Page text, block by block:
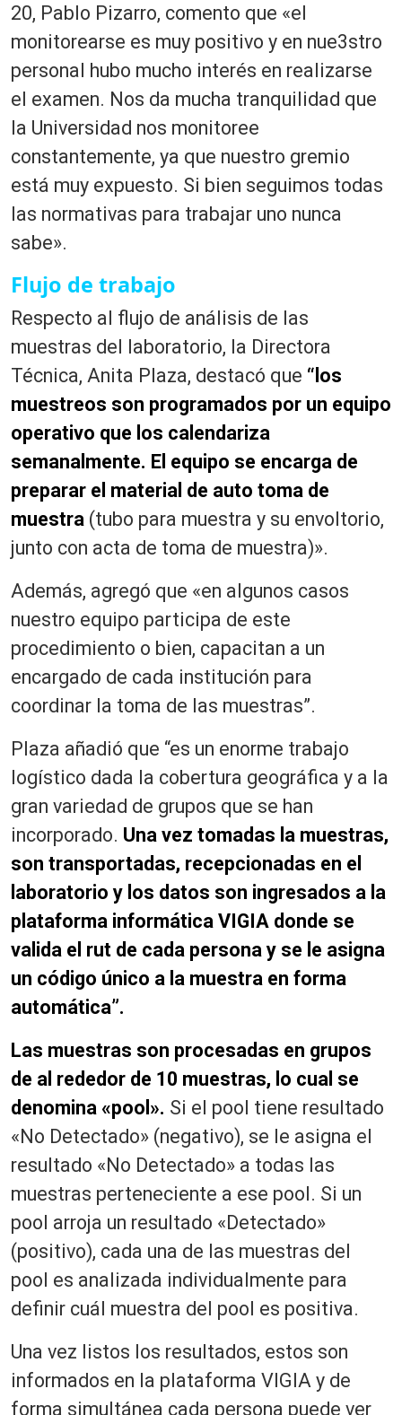
20, Pablo Pizarro, comento que «el
monitorearse es muy positivo y en nue3stro
personal hubo mucho interés en realizarse
el examen. Nos da mucha tranquilidad que
la Universidad nos monitoree
constantemente, ya que nuestro gremio
está muy expuesto. Si bien seguimos todas
las normativas para trabajar uno nunca
sabe».
Flujo de trabajo
Respecto al flujo de análisis de las
muestras del laboratorio, la Directora
Técnica, Anita Plaza, destacó que “los
muestreos son programados por un equipo
operativo que los calendariza
semanalmente. El equipo se encarga de
preparar el material de auto toma de
muestra (tubo para muestra y su envoltorio,
junto con acta de toma de muestra)».
Además, agregó que «en algunos casos
nuestro equipo participa de este
procedimiento o bien, capacitan a un
encargado de cada institución para
coordinar la toma de las muestras”.
Plaza añadió que “es un enorme trabajo
logístico dada la cobertura geográfica y a la
gran variedad de grupos que se han
incorporado. Una vez tomadas la muestras,
son transportadas, recepcionadas en el
laboratorio y los datos son ingresados a la
plataforma informática VIGIA donde se
valida el rut de cada persona y se le asigna
un código único a la muestra en forma
automática”.
Las muestras son procesadas en grupos
de al rededor de 10 muestras, lo cual se
denomina «pool». Si el pool tiene resultado
«No Detectado» (negativo), se le asigna el
resultado «No Detectado» a todas las
muestras perteneciente a ese pool. Si un
pool arroja un resultado «Detectado»
(positivo), cada una de las muestras del
pool es analizada individualmente para
definir cuál muestra del pool es positiva.
Una vez listos los resultados, estos son
informados en la plataforma VIGIA y de
forma simultánea cada persona puede ver